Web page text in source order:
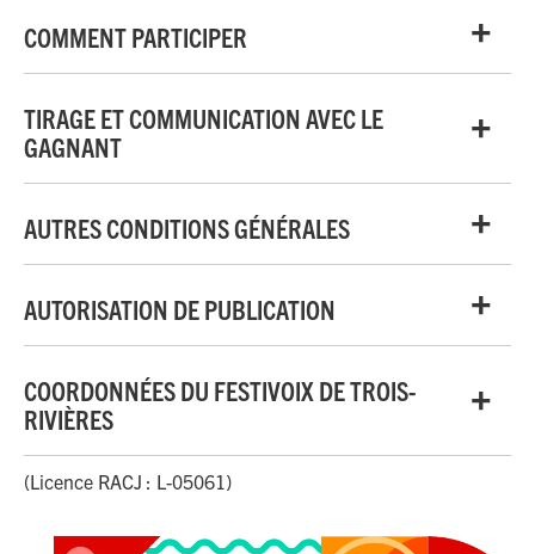
COMMENT PARTICIPER
TIRAGE ET COMMUNICATION AVEC LE
GAGNANT
AUTRES CONDITIONS GÉNÉRALES
AUTORISATION DE PUBLICATION
COORDONNÉES DU FESTIVOIX DE TROIS-
RIVIÈRES
(Licence RACJ : L-05061)